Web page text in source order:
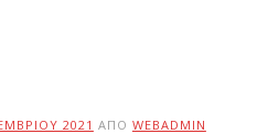
2021 ΑΠΌ WEBADMIN